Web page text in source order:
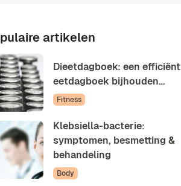
artikelen
Dieetdagboek: een efficiënt
eetdagboek bijhouden…
Fitness
Klebsiella-bacterie:
symptomen, besmetting &
behandeling
Body